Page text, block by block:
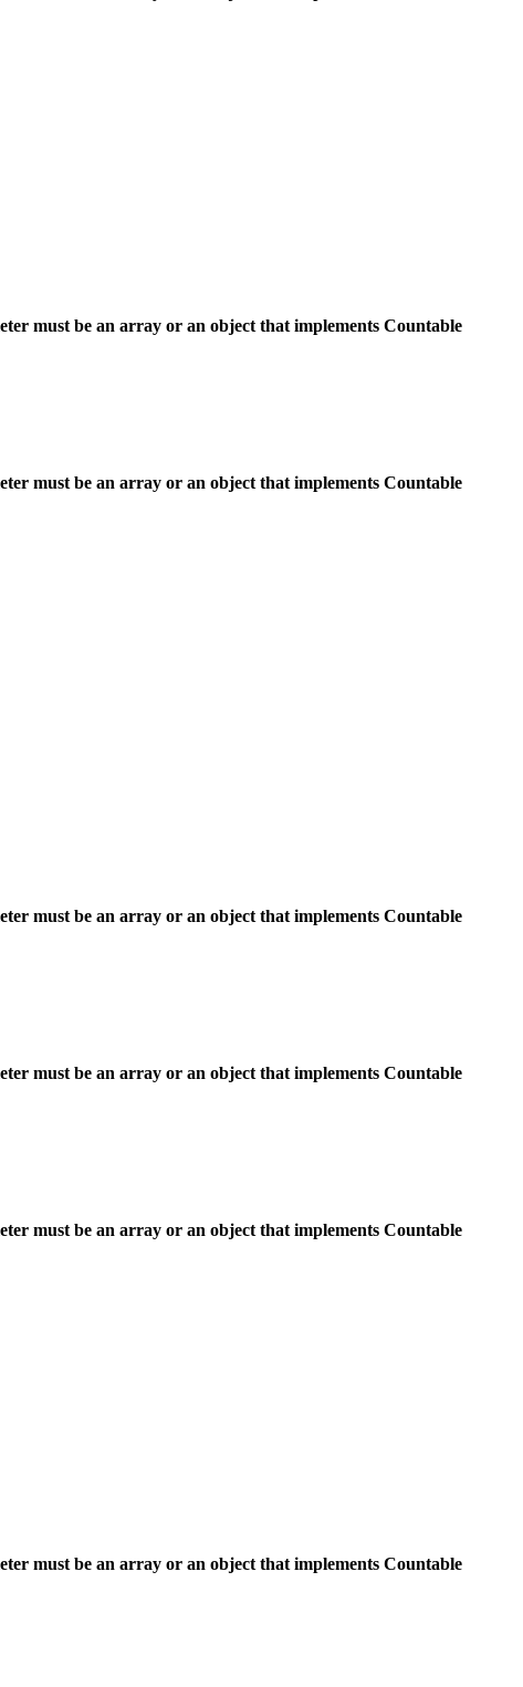
must be an array or an object that implements Countable
must be an array or an object that implements Countable
must be an array or an object that implements Countable
must be an array or an object that implements Countable
must be an array or an object that implements Countable
must be an array or an object that implements Countable